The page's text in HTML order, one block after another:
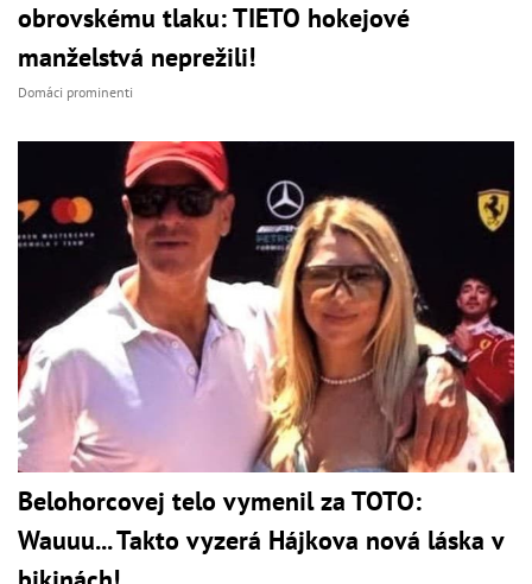
obrovskému tlaku: TIETO hokejové
manželstvá neprežili!
Domáci prominenti
Belohorcovej telo vymenil za TOTO:
Wauuu... Takto vyzerá Hájkova nová láska v